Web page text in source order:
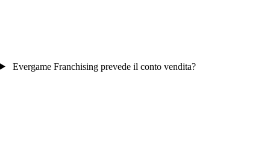
Evergame Franchising prevede il conto vendita?